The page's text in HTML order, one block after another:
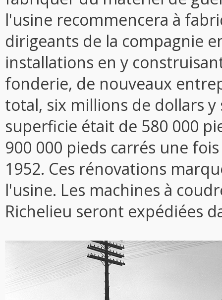
l'usine recommencera à
dirigeants de la compagnie
installations en y
fonderie, de nouveaux
total, six millions de dollars
superficie était de 580 000
900 000 pieds carrés une
1952. Ces rénovations
l'usine. Les machines à
Richelieu seront expédiées